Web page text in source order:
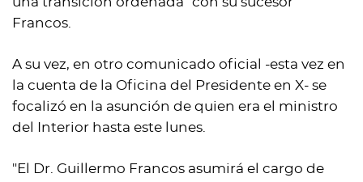
Francos.
A su vez, en otro comunicado oficial -esta vez en
la cuenta de la Oficina del Presidente en X- se
focalizó en la asunción de quien era el ministro
del Interior hasta este lunes.
"El Dr. Guillermo Francos asumirá el cargo de